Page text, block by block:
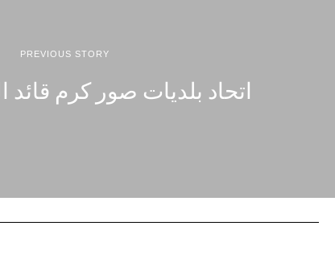
PREVIOUS STORY
اتحاد بلديات صور كرم قائد